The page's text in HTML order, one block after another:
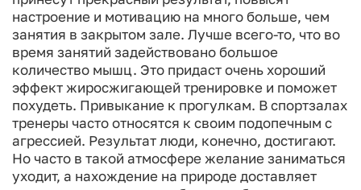
настроение и мотивацию на много больше, чем
занятия в закрытом зале. Лучше всего-то, что во
время занятий задействовано большое
количество мышц. Это придаст очень хороший
эффект жиросжигающей тренировке и поможет
похудеть. Привыкание к прогулкам. В спортзалах
тренеры часто относятся к своим подопечным с
агрессией. Результат люди, конечно, достигают.
Но часто в такой атмосфере желание заниматься
уходит, а нахождение на природе доставляет